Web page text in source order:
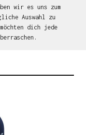
wir es uns zum
Auswahl zu
dich jede